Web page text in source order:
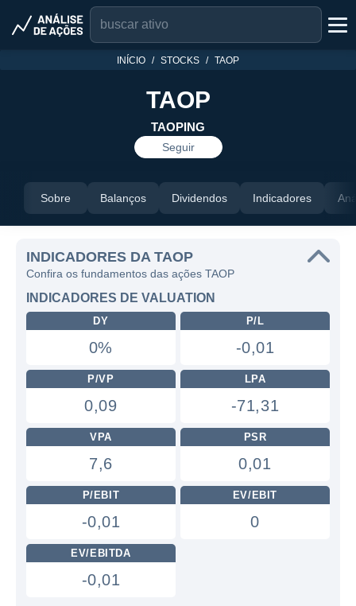
INÍCIO STOCKS TAOP
TAOP
TAOPING
Seguir
Sobre Balanços Dividendos Indicadores
INDICADORES DA TAOP
Confira os fundamentos das ações TAOP
INDICADORES DE VALUATION
DY
0%
P/L
-0,01
P/VP
0,09
LPA
-71,31
VPA
7,6
PSR
0,01
P/EBIT
-0,01
EV/EBIT
0
EV/EBITDA
-0,01